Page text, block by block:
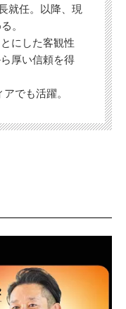
就任。以降、現
。
にした客観性
厚い信頼を得
でも活躍。